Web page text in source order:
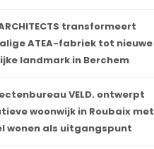
transformeert
ATEA-fabriek tot nieuwe
landmark in Berchem
VELD. ontwerpt
woonwijk in Roubaix met
wonen als uitgangspunt